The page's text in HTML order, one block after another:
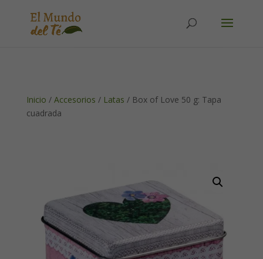
Inicio / Accesorios / Latas / Box of Love 50 g: Tapa
cuadrada